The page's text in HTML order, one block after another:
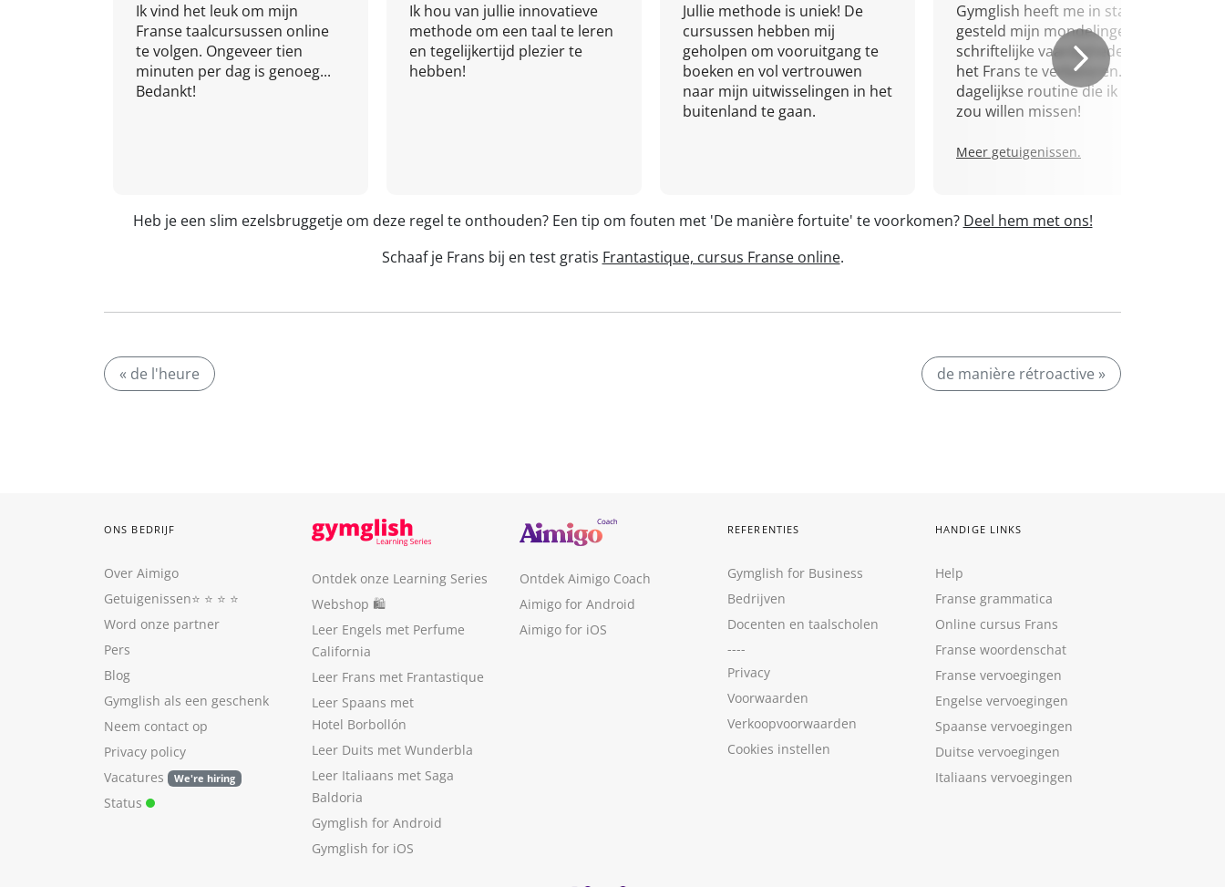
Ik vind het leuk om mijn
Franse taalcursussen online
te volgen. Ongeveer tien
minuten per dag is genoeg...
Bedankt!
Ik hou van jullie innovatieve
methode om een taal te leren
en tegelijkertijd plezier te
hebben!
Jullie methode is uniek! De
cursussen hebben mij
geholpen om vooruitgang te
boeken en vol vertrouwen
naar mijn uitwisselingen in het
buitenland te gaan.
Gymglish heeft me in staat
gesteld mijn mondelinge en
schriftelijke vaardigheden in
het Frans te verbeteren. Een
dagelijkse routine die ik niet
zou willen missen!
Meer getuigenissen.
Heb je een slim ezelsbruggetje om deze regel te onthouden? Een tip om fouten met 'De manière fortuite' te voorkomen? Deel hem met ons!
Schaaf je Frans bij en test gratis Frantastique, cursus Franse online.
« de l'heure de manière rétroactive »
ONS BEDRIJF
Over Aimigo
Getuigenissen⭐️ ⭐️ ⭐️ ⭐️
Word onze partner
Pers
Blog
Gymglish als een geschenk
Neem contact op
Privacy policy
Vacatures
We're hiring
Status
Ontdek onze Learning Series
Webshop 🛍
Leer Engels met Perfume
California
Leer Frans met Frantastique
Leer Spaans met
Hotel Borbollón
Leer Duits met Wunderbla
Leer Italiaans met Saga
Baldoria
Gymglish for Android
Gymglish for iOS
Ontdek Aimigo Coach
Aimigo for Android
Aimigo for iOS
REFERENTIES
Gymglish for Business
Bedrijven
Docenten en taalscholen
----
Privacy
Voorwaarden
Verkoopvoorwaarden
Cookies instellen
HANDIGE LINKS
Help
Franse grammatica
Online cursus Frans
Franse woordenschat
Franse vervoegingen
Engelse vervoegingen
Spaanse vervoegingen
Duitse vervoegingen
Italiaans vervoegingen